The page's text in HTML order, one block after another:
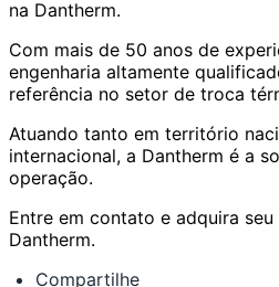
na Dantherm.
Com mais de 50 anos de
engenharia altamente
referência no setor de troca
Atuando tanto em território
internacional, a Dantherm é a
operação.
Entre em contato e adquira
Dantherm.
Compartilhe